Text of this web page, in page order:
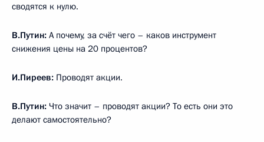
сводятся к нулю.
В.Путин: А почему, за счёт чего – каков инструмент
снижения цены на 20 процентов?
И.Пиреев: Проводят акции.
В.Путин: Что значит – проводят акции? То есть они это
делают самостоятельно?